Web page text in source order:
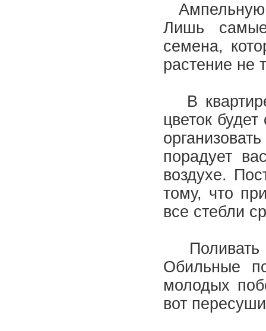
Ампельную
Лишь
семена,
растение не
В
цветок
порадует
воздухе.
тому, что
все стебли
Поливать
Обильные
молодых
вот